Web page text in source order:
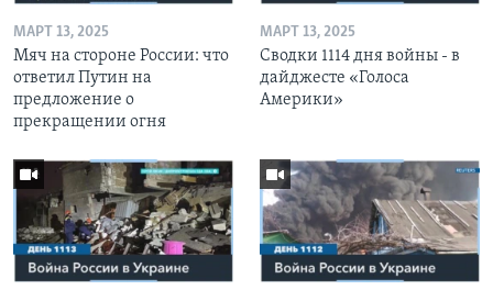
МАРТ 13, 2025
Мяч на стороне России: что
ответил Путин на
предложение о
прекращении огня
МАРТ 13, 2025
Сводки 1114 дня войны - в
дайджесте «Голоса
Америки»